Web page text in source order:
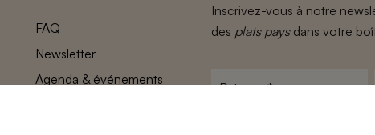
FAQ
Newsletter
Agenda & événements
Inscrivez-vous à notre
des plats paysdans votre